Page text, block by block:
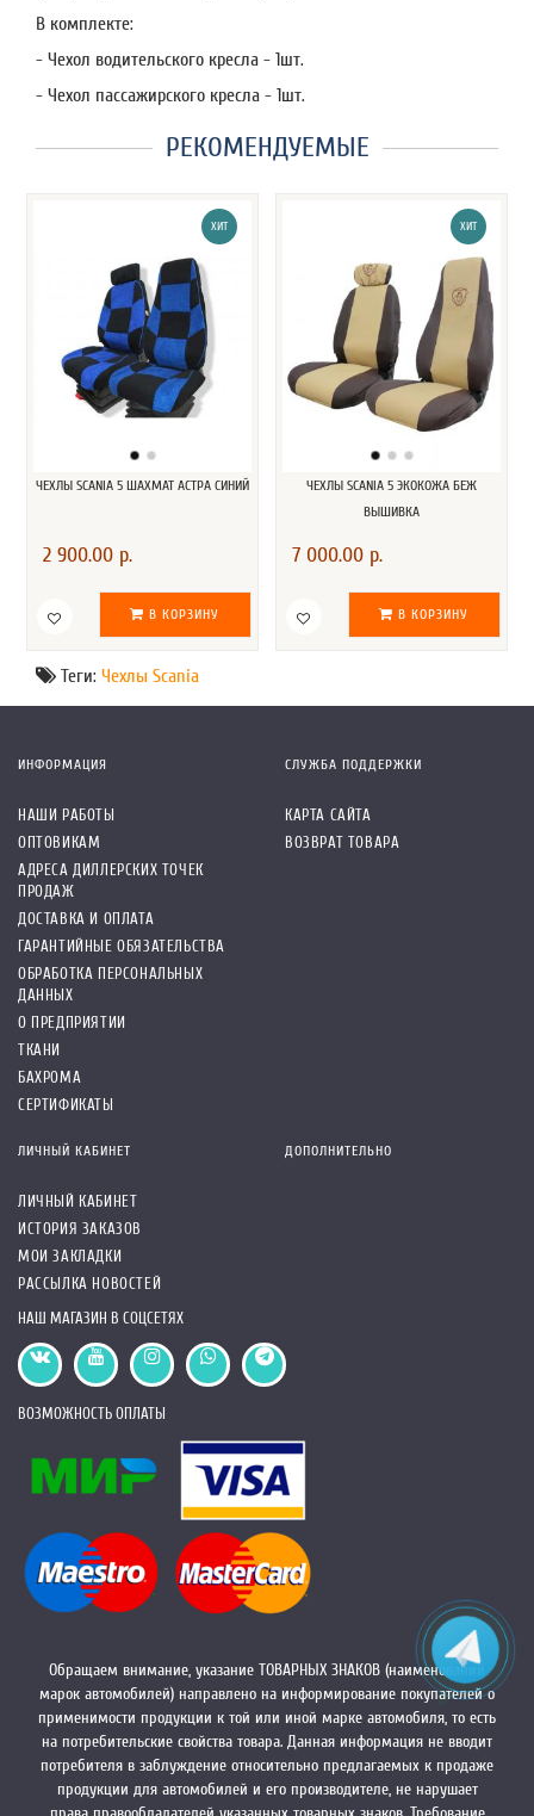
В комплекте:
- Чехол водительского кресла - 1шт.
- Чехол пассажирского кресла - 1шт.
РЕКОМЕНДУЕМЫЕ
ХИТ
ЧЕХЛЫ SCANIA 5 ШАХМАТ АСТРА СИНИЙ
2 900.00 р.
В КОРЗИНУ
ХИТ
ЧЕХЛЫ SCANIA 5 ЭКОКОЖА БЕЖ
ВЫШИВКА
7 000.00 р.
В КОРЗИНУ
Теги: Чехлы Scania
ИНФОРМАЦИЯ
НАШИ РАБОТЫ
ОПТОВИКАМ
АДРЕСА ДИЛЛЕРСКИХ ТОЧЕК
ПРОДАЖ
ДОСТАВКА И ОПЛАТА
ГАРАНТИЙНЫЕ ОБЯЗАТЕЛЬСТВА
ОБРАБОТКА ПЕРСОНАЛЬНЫХ
ДАННЫХ
О ПРЕДПРИЯТИИ
ТКАНИ
БАХРОМА
СЕРТИФИКАТЫ
СЛУЖБА ПОДДЕРЖКИ
КАРТА САЙТА
ВОЗВРАТ ТОВАРА
ЛИЧНЫЙ КАБИНЕТ
ЛИЧНЫЙ КАБИНЕТ
ИСТОРИЯ ЗАКАЗОВ
МОИ ЗАКЛАДКИ
РАССЫЛКА НОВОСТЕЙ
ДОПОЛНИТЕЛЬНО
НАШ МАГАЗИН В СОЦСЕТЯХ
ВОЗМОЖНОСТЬ ОПЛАТЫ
Обращаем внимание, указание ТОВАРНЫХ ЗНАКОВ (наименований
марок автомобилей) направлено на информирование покупателей о
применимости продукции к той или иной марке автомобиля, то есть
на потребительские свойства товара. Данная информация не вводит
потребителя в заблуждение относительно предлагаемых к продаже
продукции для автомобилей и его производителе, не нарушает